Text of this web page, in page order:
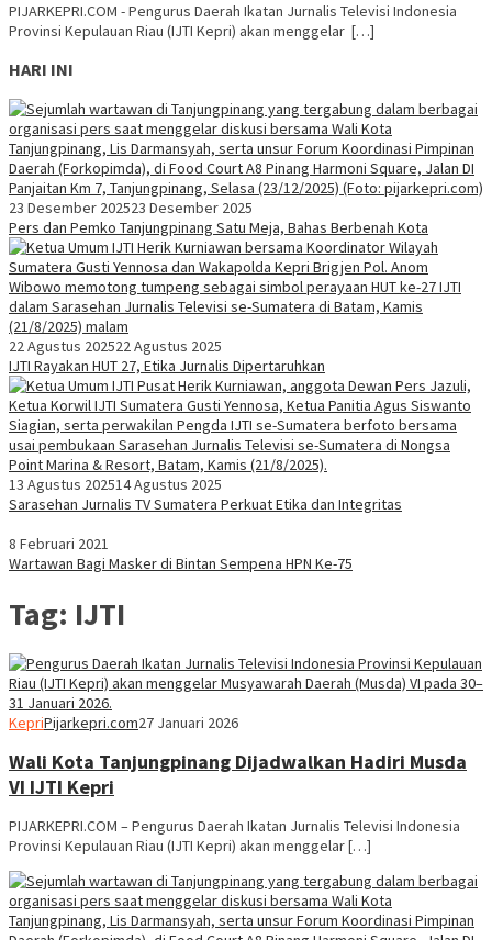
PIJARKEPRI.COM - Pengurus Daerah Ikatan Jurnalis Televisi Indonesia
Provinsi Kepulauan Riau (IJTI Kepri) akan menggelar […]
HARI INI
23 Desember 202523 Desember 2025
Pers dan Pemko Tanjungpinang Satu Meja, Bahas Berbenah Kota
22 Agustus 202522 Agustus 2025
IJTI Rayakan HUT 27, Etika Jurnalis Dipertaruhkan
13 Agustus 202514 Agustus 2025
Sarasehan Jurnalis TV Sumatera Perkuat Etika dan Integritas
8 Februari 2021
Wartawan Bagi Masker di Bintan Sempena HPN Ke-75
Tag: IJTI
KepriPijarkepri.com27 Januari 2026
Wali Kota Tanjungpinang Dijadwalkan Hadiri Musda
VI IJTI Kepri
PIJARKEPRI.COM – Pengurus Daerah Ikatan Jurnalis Televisi Indonesia
Provinsi Kepulauan Riau (IJTI Kepri) akan menggelar […]